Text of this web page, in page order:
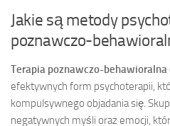
Jakie są metody
poznawczo-
Terapia poznawczo-behawioralna
efektywnych form psychoterapii,
kompulsywnego objadania się.
negatywnych myśli oraz emocji,